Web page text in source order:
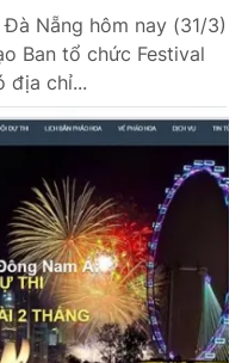
Nẵng hôm nay (31/3)
Ban tổ chức Festival
địa chỉ...